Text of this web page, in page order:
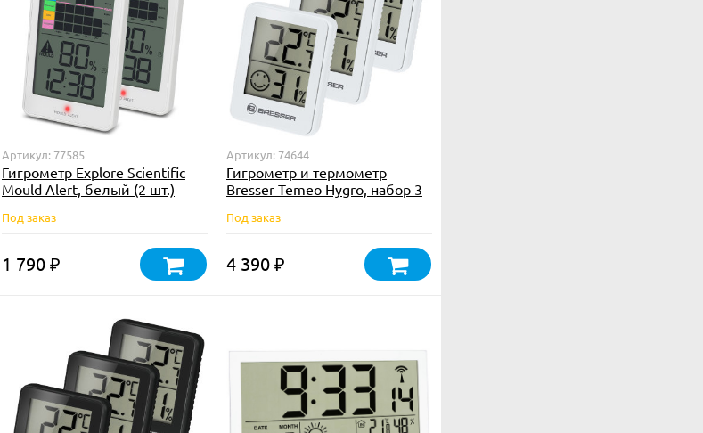
Артикул: 77585
Гигрометр Explore Scientific
Mould Alert, белый (2 шт.)
Под заказ
1 790 ₽
Артикул: 74644
Гигрометр и термометр
Bresser Temeo Hygro, набор 3
Под заказ
4 390 ₽